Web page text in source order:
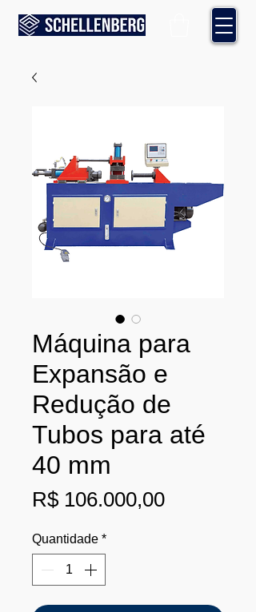
Máquina para
Expansão e
Redução de
Tubos para até
40 mm
R$ 106.000,00Preço
Quantidade *